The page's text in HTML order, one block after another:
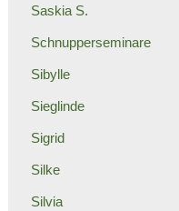
Saskia S.
Schnupperseminare
Sibylle
Sieglinde
Sigrid
Silke
Silvia